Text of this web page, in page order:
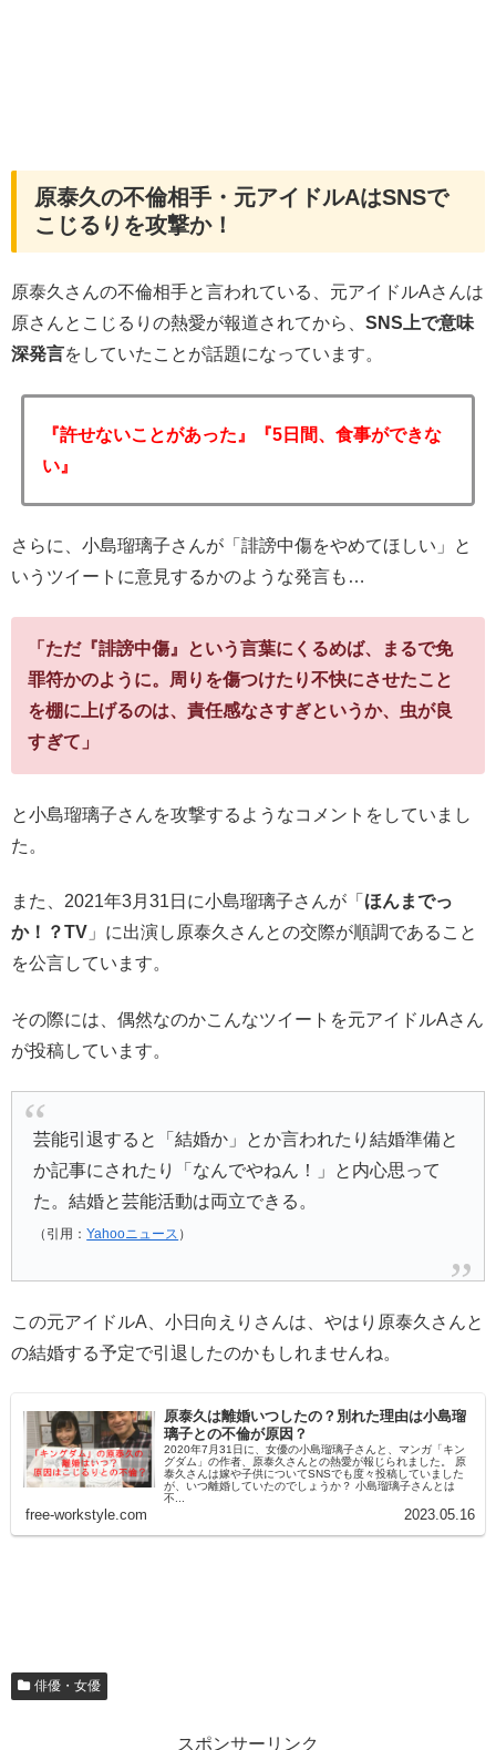
原泰久の不倫相手・元アイドルAはSNSで
こじるりを攻撃か！
原泰久さんの不倫相手と言われている、元アイドルAさんは
原さんとこじるりの熱愛が報道されてから、 SNS上で意味
深発言をしていたことが話題になっています。
『許せないことがあった』『5日間、食事ができな
い』
さらに、小島瑠璃子さんが「誹謗中傷をやめてほしい」と
いうツイートに意見するかのような発言も…
「ただ『誹謗中傷』という言葉にくるめば、まるで免
罪符かのように。周りを傷つけたり不快にさせたこと
を棚に上げるのは、責任感なさすぎというか、虫が良
すぎて」
と小島瑠璃子さんを攻撃するようなコメントをしていまし
た。
また、2021年3月31日に小島瑠璃子さんが「 ほんまでっ
か！？TV 」に出演し原泰久さんとの交際が順調であること
を公言しています。
その際には、偶然なのかこんなツイートを元アイドルAさん
が投稿しています。
芸能引退すると「結婚か」とか言われたり結婚準備と
か記事にされたり「なんでやねん！」と内心思って
た。結婚と芸能活動は両立できる。
（引用：Yahooニュース ）
この元アイドルA、小日向えりさんは、やはり原泰久さんと
の結婚する予定で引退したのかもしれませんね。
原泰久は離婚いつしたの？別れた理由は小島瑠
璃子との不倫が原因？
2020年7月31日に、女優の小島瑠璃子さんと、マンガ「キン
グダム」の作者、原泰久さんとの熱愛が報じられました。 原
泰久さんは嫁や子供についてSNSでも度々投稿していました
が、いつ離婚していたのでしょうか？ 小島瑠璃子さんとは
不...
free-workstyle.com 2023.05.16
俳優・女優
スポンサーリンク